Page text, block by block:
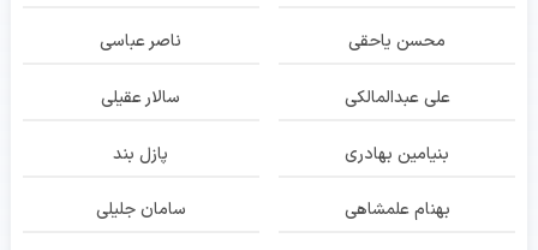
محسن یاحقی ناصر عباسی
علی عبدالمالکی سالار عقیلی
بنیامین بهادری پازل بند
بهنام علمشاهی سامان جلیلی